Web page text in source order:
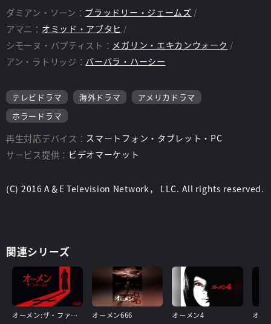
ダミアン・ソーン： ブラッドリー・ジェームズ
アマニ： オミッド・アブタヒ
シモーヌ・バプティスト： メガリン・エキカンウォーク
アン・ラトリッジ： バーバラ・ハーシー
テレビドラマ 海外ドラマ
アメリカドラマ
ホラードラマ
再生対応デバイス： スマートフォン・タブレット・PC
サービス提供： ビデオマーケット
(C) 2016 A＆E Television Network， LLC. All rights reserved.
関連シリーズ
オーメン:ザ・ファースト オーメン666 オーメン4 オー